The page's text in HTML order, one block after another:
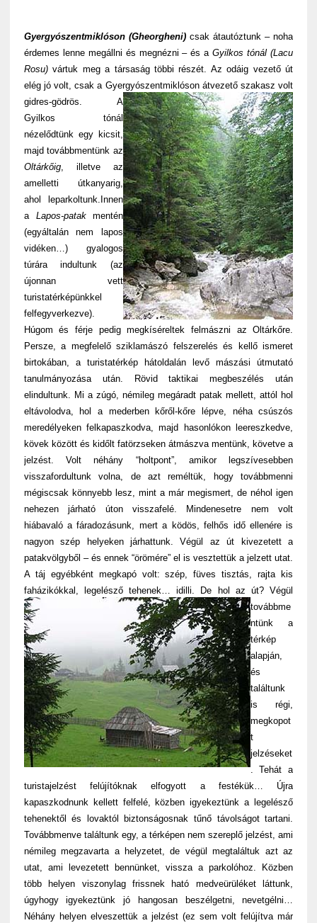
Gyergyószentmiklóson (Gheorgheni)csak átautóztunk – noha
érdemes lenne megállni és megnézni – és aGyilkos tónál (Lacu
Rosu)vártuk meg a társaság többi részét. Az odáig vezető út
elég jó volt, csak a Gyergyószentmiklóson átvezető szakasz volt
gidres-gödrös.A
Gyilkos tónál
nézelődtünk egy kicsit,
majd továbbmentünk az
Oltárkőig, illetve az
amelletti útkanyarig,
ahol leparkoltunk.Innen
a Lapos-patakmentén
(egyáltalán nem lapos
vidéken…) gyalogos
túrára indultunk (az
újonnan vett
turistatérképünkkel
felfegyverkezve).
Húgom és férje pedig megkíséreltek felmászni az Oltárkőre.
Persze, a megfelelő sziklamászó felszerelés és kellő ismeret
birtokában, a turistatérkép hátoldalán levő mászási útmutató
tanulmányozása után. Rövid taktikai megbeszélés után
elindultunk. Mi a zúgó, némileg megáradt patak mellett, attól hol
eltávolodva, hol a mederben kőről-kőre lépve, néha csúszós
meredélyeken felkapaszkodva, majd hasonlókon leereszkedve,
kövek között és kidőlt fatörzseken átmászva mentünk, követve a
jelzést. Volt néhány “holtpont”, amikor legszívesebben
visszafordultunk volna, de azt reméltük, hogy továbbmenni
mégiscsak könnyebb lesz, mint a már megismert, de néhol igen
nehezen járható úton visszafelé. Mindenesetre nem volt
hiábavaló a fáradozásunk, mert a ködös, felhős idő ellenére is
nagyon szép helyeken járhattunk. Végül az út kivezetett a
patakvölgyből – és ennek “örömére” el is vesztettük a jelzett utat.
A táj egyébként megkapó volt: szép, füves tisztás, rajta kis
faházikókkal, legelésző tehenek… idilli. De hol az út?Végül
továbbme
ntünk a
térkép
alapján,
és
találtunk
is régi,
megkopot
t
jelzéseket
. Tehát a
turistajelzést felújítóknak elfogyott a festékük… Újra
kapaszkodnunk kellett felfelé, közben igyekeztünk a legelésző
tehenektől és lovaktól biztonságosnak tűnő távolságot tartani.
Továbbmenve találtunk egy, a térképen nem szereplő jelzést, ami
némileg megzavarta a helyzetet, de végül megtaláltuk azt az
utat, ami levezetett bennünket, vissza a parkolóhoz. Közben
több helyen viszonylag frissnek ható medveürüléket láttunk,
úgyhogy igyekeztünk jó hangosan beszélgetni, nevetgélni…
Néhány helyen elveszettük a jelzést (ez sem volt felújítva már